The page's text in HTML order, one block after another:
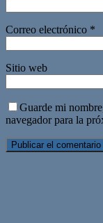
Correo electrónico *
Sitio web
Guarde mi
navegador para la